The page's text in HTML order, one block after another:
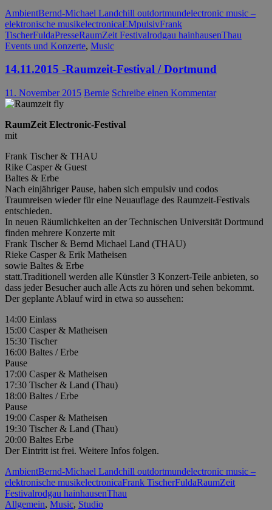
AmbientBernd-Michael Landchill outdortmundelectronic music –
elektronische musikelectronicaEMpulsivFrank
TischerFuldaPresseRaumZeit Festivalrodgau hainhausenThau
Events und Konzerte, Music
14.11.2015 -Raumzeit-Festival / Dortmund
11. November 2015 Bernie Schreibe einen Kommentar
RaumZeit Electronic-Festival
mit
Frank Tischer & THAU
Rike Casper & Guest
Baltes & Erbe
Nach einjähriger Pause, haben sich empulsiv und codos
Traumreisen wieder für eine Neuauflage des Raumzeit-Festivals
entschieden.
In neuen Räumlichkeiten an der Technischen Universität Dortmund
finden mehrere Konzerte mit
Frank Tischer & Bernd Michael Land (THAU)
Rieke Casper & Erik Matheisen
sowie Baltes & Erbe
statt.Traditionell werden alle Künstler 3 Konzert-Teile anbieten, so
dass jeder Besucher auch alle Acts zu hören und sehen bekommt.
Der geplante Ablauf wird in etwa so aussehen:
14:00 Einlass
15:00 Casper & Matheisen
15:30 Tischer
16:00 Baltes / Erbe
Pause
17:00 Casper & Matheisen
17:30 Tischer & Land (Thau)
18:00 Baltes / Erbe
Pause
19:00 Casper & Matheisen
19:30 Tischer & Land (Thau)
20:00 Baltes Erbe
Der Eintritt ist frei. Weitere Infos folgen.
AmbientBernd-Michael Landchill outdortmundelectronic music –
elektronische musikelectronicaFrank TischerFuldaRaumZeit
Festivalrodgau hainhausenThau
Allgemein, Music, Studio